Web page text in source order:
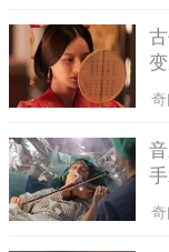
绿
然而古代封建社
上乡勇，乡勇也知道
甚至转身就跑。所以
的，只不过清朝虽将
役，但优惠政策造成